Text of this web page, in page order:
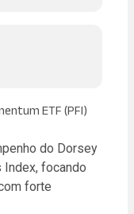
ETF (PFI)
do Dorsey
Index, focando
forte